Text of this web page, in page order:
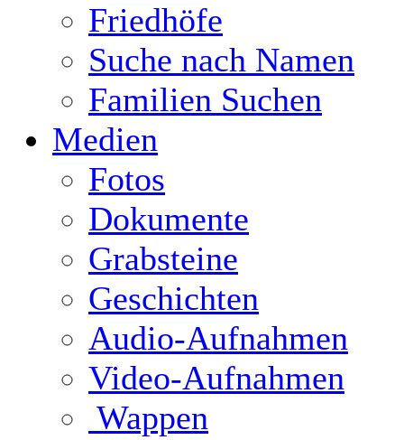
Friedhöfe
Suche nach Namen
Familien Suchen
Medien
Fotos
Dokumente
Grabsteine
Geschichten
Audio-Aufnahmen
Video-Aufnahmen
Wappen